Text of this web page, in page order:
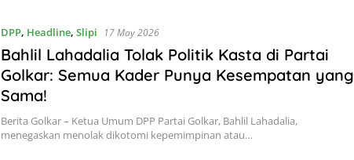
DPP, Headline, Slipi 17 May 2026
Bahlil Lahadalia Tolak Politik Kasta di Partai
Golkar: Semua Kader Punya Kesempatan yang
Sama!
Berita Golkar – Ketua Umum DPP Partai Golkar, Bahlil Lahadalia,
menegaskan menolak dikotomi kepemimpinan atau…